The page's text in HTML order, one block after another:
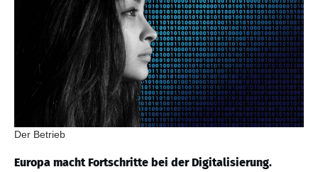
Der Betrieb
Europa macht Fortschritte bei der Digitalisierung.